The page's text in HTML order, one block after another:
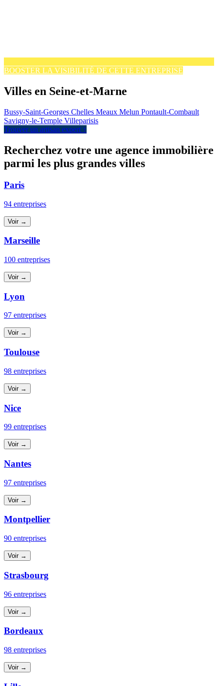
BOOSTER LA VISIBILITÉ DE CETTE ENTREPRISE
Villes en Seine-et-Marne
Bussy-Saint-Georges Chelles Meaux Melun Pontault-Combault
Savigny-le-Temple Villeparisis
Trouver un artisan expert ↑
Recherchez votre une agence immobilière
parmi les plus grandes villes
Paris
94 entreprises
Voir →
Marseille
100 entreprises
Voir →
Lyon
97 entreprises
Voir →
Toulouse
98 entreprises
Voir →
Nice
99 entreprises
Voir →
Nantes
97 entreprises
Voir →
Montpellier
90 entreprises
Voir →
Strasbourg
96 entreprises
Voir →
Bordeaux
98 entreprises
Voir →